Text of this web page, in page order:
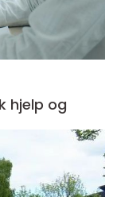
hjelp og